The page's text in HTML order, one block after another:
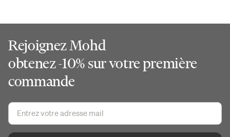
Rejoignez Mohd
obtenez -10% sur votre première
commande